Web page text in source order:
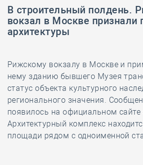
В строительный полдень.
вокзал в Москве признали
архитектуры
Рижскому вокзалу в Москве и
нему зданию бывшего Музея
статус объекта культурного
регионального значения.
появилось на официальном
Архитектурный комплекс
площади рядом с одноименной